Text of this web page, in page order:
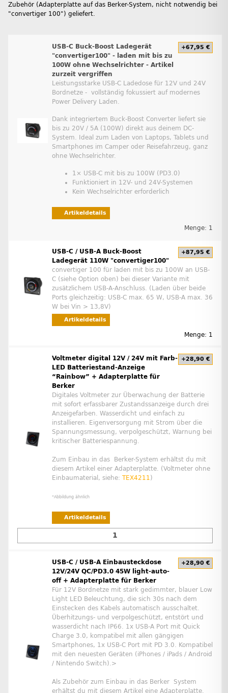
Zubehör (Adapterplatte auf das Berker-System, nicht notwendig bei
"convertiger 100") geliefert.
USB-C Buck-Boost Ladegerät
"convertiger100" - laden mit bis zu
100W ohne Wechselrichter - Artikel
zurzeit vergriffen
+67,95 €
Leistungsstarke USB-C Ladedose für 12V und 24V
Bordnetze - vollständig fokussiert auf modernes
Power Delivery Laden.
Dank integriertem Buck-Boost Converter liefert sie
bis zu 20V / 5A (100W) direkt aus deinem DC-
System. Ideal zum Laden von Laptops, Tablets und
Smartphones im Camper oder Reisefahrzeug, ganz
ohne Wechselrichter.
1× USB-C mit bis zu 100W (PD3.0)
Funktioniert in 12V- und 24V-Systemen
Kein Wechselrichter erforderlich
Artikeldetails
Menge: 1
USB-C / USB-A Buck-Boost
Ladegerät 110W "convertiger100"
+87,95 €
convertiger 100 für laden mit bis zu 100W an USB-
C (siehe Option oben) bei dieser Variante mit
zusätzlichem USB-A-Anschluss. (Laden über beide
Ports gleichzeitig: USB-C max. 65 W, USB-A max. 36
W bei Vin > 13,8V)
Artikeldetails
Menge: 1
Voltmeter digital 12V / 24V mit Farb-
LED Batteriestand-Anzeige
“Rainbow” + Adapterplatte für
Berker
+28,90 €
Digitales Voltmeter zur Überwachung der Batterie
mit sofort erfassbarer Zustandssanzeige durch drei
Anzeigefarben. Wasserdicht und einfach zu
installieren. Eigenversorgung mit Strom über die
Spannungsmessung, verpolgeschützt, Warnung bei
kritischer Batteriespannung.
Zum Einbau in das Berker-System erhältst du mit
diesem Artikel einer Adapterplatte. (Voltmeter ohne
Einbaumaterial, siehe: TEX4211)
*Abbildung ähnlich
Artikeldetails
USB-C / USB-A Einbausteckdose
12V/24V QC/PD3.0 45W light-auto-
off + Adapterplatte für Berker
+28,90 €
Für 12V Bordnetze mit stark gedimmter, blauer Low
Light LED Beleuchtung, die sich 30s nach dem
Einstecken des Kabels automatisch ausschaltet.
Überhitzungs- und verpolgeschützt, entstört und
wasserdicht nach IP66. 1x USB-A Port mit Quick
Charge 3.0, kompatibel mit allen gängigen
Smartphones, 1x USB-C Port mit PD 3.0. Kompatibel
mit den neuesten Geräten (iPhones / iPads / Android
/ Nintendo Switch).>
Als Zubehör zum Einbau in das Berker System
erhältst du mit diesem Artikel eine Adapterplatte.